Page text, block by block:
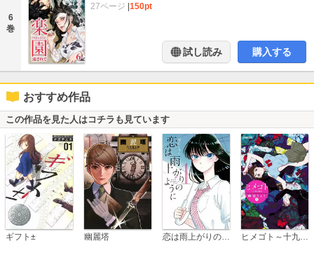
6
巻
27ページ 150pt
試し読み 購入する
おすすめ作品
この作品を見た人はコチラも見ています
ギフト± 幽麗塔 恋は雨上がりのように ヒメゴト～十九歳の制服～